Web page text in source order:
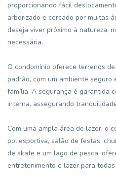
proporcionando fácil
arborizado e cercado por muitas
deseja viver próximo à natureza,
necessária.
O condomínio oferece terrenos
padrão, com um ambiente
família. A segurança é garantida
interna, assegurando
Com uma ampla área de lazer, o
poliesportiva, salão de festas,
de skate e um lago de pesca,
entretenimento e lazer para